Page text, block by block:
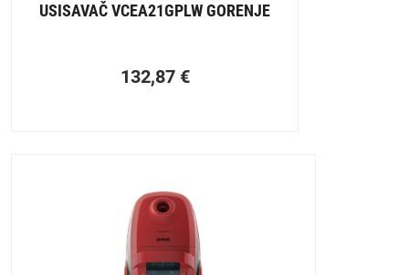
USISAVAČ VCEA21GPLW GORENJE
132,87 €